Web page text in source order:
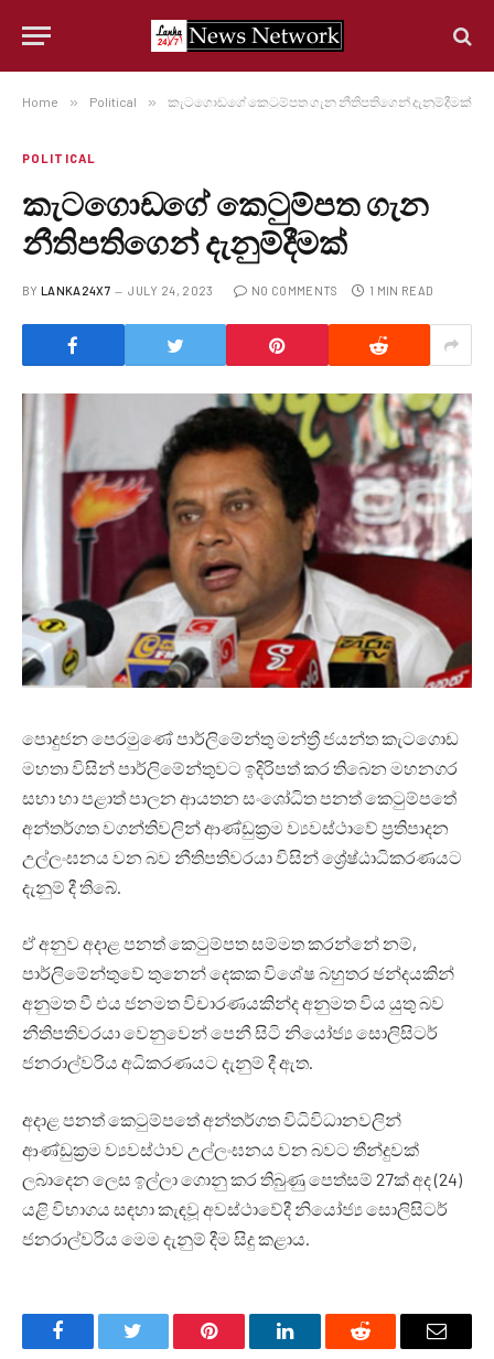
Home » Political » කැටගොඩගේ කෙටුම්පත ගැන නීතිපතිගෙන් දැනුම්දීමක්
POLITICAL
කැටගොඩගේ කෙටුම්පත ගැන
නීතිපතිගෙන් දැනුම්දීමක්
BY LANKA24X7 JULY 24, 2023 NO COMMENTS 1 MIN READ
පොදුජන පෙරමුණේ පාර්ලිමේන්තු මන්ත්‍රී ජයන්ත කැටගොඩ
මහතා විසින් පාර්ලිමේන්තුවට ඉදිරිපත් කර තිබෙන මහනගර
සභා හා පළාත් පාලන ආයතන සංශෝධිත පනත් කෙටුම්පතේ
අන්තර්ගත වගන්තිවලින් ආණ්ඩුක්‍රම ව්‍යවස්ථාවේ ප්‍රතිපාදන
උල්ලංඝනය වන බව නීතිපතිවරයා විසින් ශ්‍රේෂ්ඨාධිකරණයට
දැනුම් දී තිබේ.
ඒ අනුව අදාළ පනත් කෙටුම්පත සම්මත කරන්නේ නම්,
පාර්ලිමේන්තුවේ තුනෙන් දෙකක විශේෂ බහුතර ඡන්දයකින්
අනුමත වී එය ජනමත විචාරණයකින්ද අනුමත විය යුතු බව
නීතිපතිවරයා වෙනුවෙන් පෙනී සිටි නියෝජ්‍ය සොලිසිටර්
ජනරාල්වරිය අධිකරණයට දැනුම් දී ඇත.
අදාළ පනත් කෙටුම්පතේ අන්තර්ගත විධිවිධානවලින්
ආණ්ඩුක්‍රම ව්‍යවස්ථාව උල්ලංඝනය වන බවට තීන්දුවක්
ලබාදෙන ලෙස ඉල්ලා ගොනු කර තිබුණු පෙත්සම් 27ක් අද (24)
යළි විභාගය සඳහා කැඳවූ අවස්ථාවේදී නියෝජ්‍ය සොලිසිටර්
ජනරාල්වරිය මෙම දැනුම් දීම සිදු කළාය.
FacebookTwitter Pinterest LinkedInReddit Email